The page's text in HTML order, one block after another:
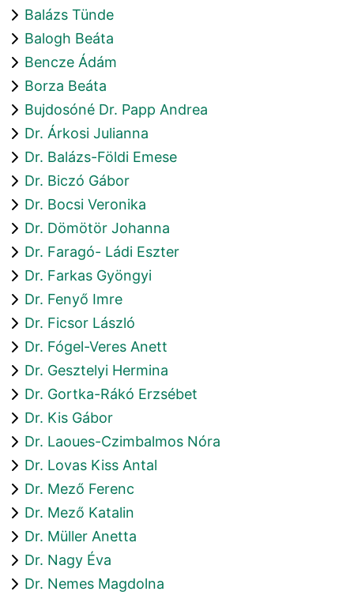
Balázs Tünde
Balogh Beáta
Bencze Ádám
Borza Beáta
Bujdosóné Dr. Papp Andrea
Dr. Árkosi Julianna
Dr. Balázs-Földi Emese
Dr. Biczó Gábor
Dr. Bocsi Veronika
Dr. Dömötör Johanna
Dr. Faragó- Ládi Eszter
Dr. Farkas Gyöngyi
Dr. Fenyő Imre
Dr. Ficsor László
Dr. Fógel-Veres Anett
Dr. Gesztelyi Hermina
Dr. Gortka-Rákó Erzsébet
Dr. Kis Gábor
Dr. Laoues-Czimbalmos Nóra
Dr. Lovas Kiss Antal
Dr. Mező Ferenc
Dr. Mező Katalin
Dr. Müller Anetta
Dr. Nagy Éva
Dr. Nemes Magdolna